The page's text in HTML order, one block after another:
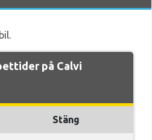
på Calvi
Stäng